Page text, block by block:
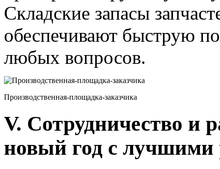
Складские запасы
обеспечивают быструю
любых вопросов.
Производственная-площадка-заказчика
V. Сотрудничество и
новый год с